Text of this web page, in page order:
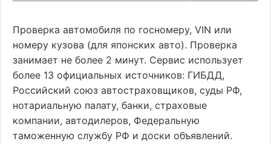
Проверка автомобиля по госномеру, VIN или
номеру кузова (для японских авто). Проверка
занимает не более 2 минут. Сервис использует
более 13 официальных источников: ГИБДД,
Российский союз автостраховщиков, суды РФ,
нотариальную палату, банки, страховые
компании, автодилеров, Федеральную
таможенную службу РФ и доски объявлений.